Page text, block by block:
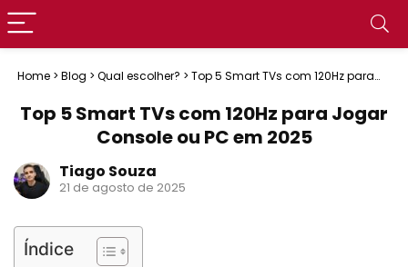
Home > Blog > Qual escolher? > Top 5 Smart TVs com 120Hz para
Top 5 Smart TVs com 120Hz para Jogar
Console ou PC em 2025
Tiago Souza
21 de agosto de 2025
Índice